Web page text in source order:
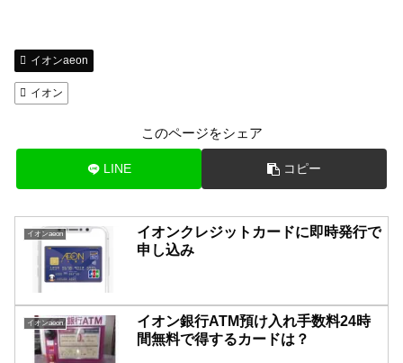
イオンaeon
イオン
このページをシェア
LINE コピー
イオンaeon
イオンクレジットカードに即時発行で
申し込み
イオンaeon
イオン銀行ATM預け入れ手数料24時
間無料で得するカードは？